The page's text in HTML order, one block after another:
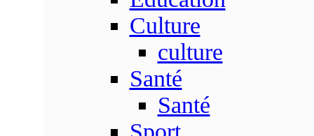
Culture
culture
Santé
Santé